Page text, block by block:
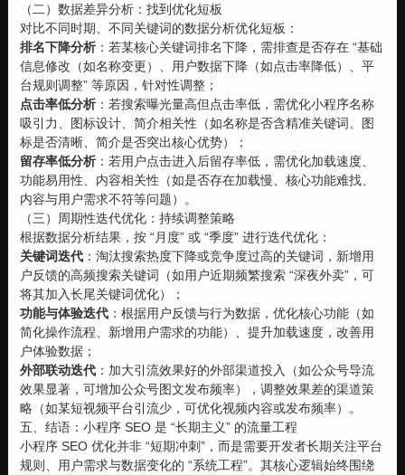
（二）数据差异分析：找到优化短板
对比不同时期、不同关键词的数据分析优化短板：
排名下降分析：若某核心关键词排名下降，需排查是否存在 “基础
信息修改（如名称变更）、用户数据下降（如点击率降低）、平
台规则调整” 等原因，针对性调整；
点击率低分析：若搜索曝光量高但点击率低，需优化小程序名称
吸引力、图标设计、简介相关性（如名称是否含精准关键词、图
标是否清晰、简介是否突出核心优势）；
留存率低分析：若用户点击进入后留存率低，需优化加载速度、
功能易用性、内容相关性（如是否存在加载慢、核心功能难找、
内容与用户需求不符等问题）。
（三）周期性迭代优化：持续调整策略
根据数据分析结果，按 “月度” 或 “季度” 进行迭代优化：
关键词迭代：淘汰搜索热度下降或竞争度过高的关键词，新增用
户反馈的高频搜索关键词（如用户近期频繁搜索 “深夜外卖”，可
将其加入长尾关键词优化）；
功能与体验迭代：根据用户反馈与行为数据，优化核心功能（如
简化操作流程、新增用户需求的功能）、提升加载速度，改善用
户体验数据；
外部联动迭代：加大引流效果好的外部渠道投入（如公众号导流
效果显著，可增加公众号图文发布频率），调整效果差的渠道策
略（如某短视频平台引流少，可优化视频内容或发布频率）。
五、结语：小程序 SEO 是 “长期主义” 的流量工程
小程序 SEO 优化并非 “短期冲刺”，而是需要开发者长期关注平台
规则、用户需求与数据变化的 “系统工程”。其核心逻辑始终围绕